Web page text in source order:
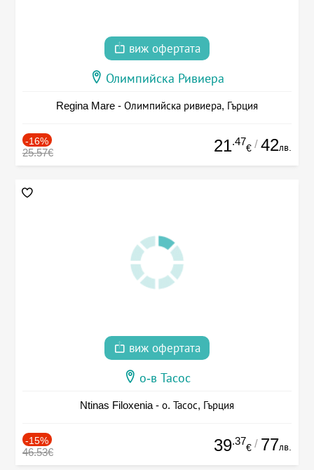
виж офертата
Олимпийска Ривиера
Regina Mare - Олимпийска ривиера, Гърция
-16%
25.57€ 21.47
€ / 42лв.
виж офертата
о-в Тасос
Ntinas Filoxenia - о. Тасос, Гърция
-15%
46.53€ 39.37
€ / 77лв.